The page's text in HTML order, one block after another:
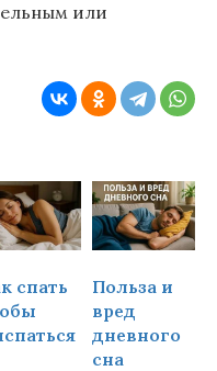
или
спать
Польза и
вред
дневного
сна